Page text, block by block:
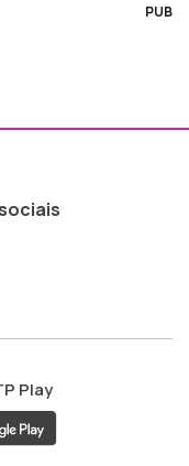
PUB
ao
Play